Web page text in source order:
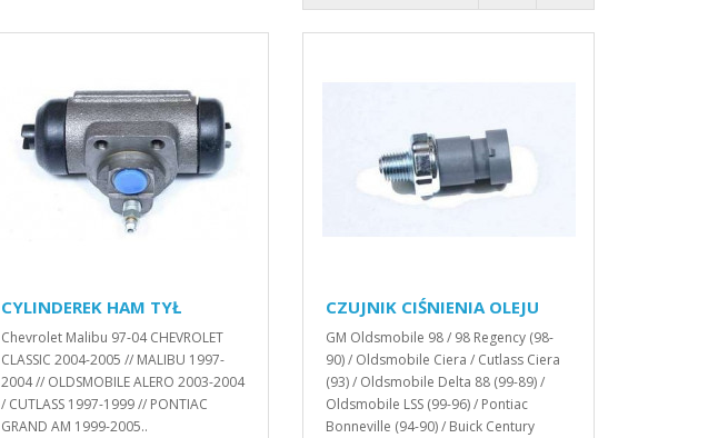
CYLINDEREK HAM TYŁ
Chevrolet Malibu 97-04 CHEVROLET
CLASSIC 2004-2005 // MALIBU 1997-
2004 // OLDSMOBILE ALERO 2003-2004
/ CUTLASS 1997-1999 // PONTIAC
GRAND AM 1999-2005..
CZUJNIK CIŚNIENIA OLEJU
GM Oldsmobile 98 / 98 Regency (98-
90) / Oldsmobile Ciera / Cutlass Ciera
(93) / Oldsmobile Delta 88 (99-89) /
Oldsmobile LSS (99-96) / Pontiac
Bonneville (94-90) / Buick Century